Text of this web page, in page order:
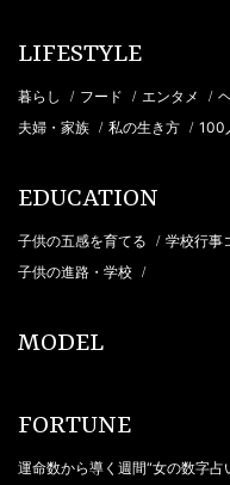
LIFESTYLE
暮らし / フード / エンタメ /
夫婦・家族 / 私の生き方 / 100
EDUCATION
子供の五感を育てる / 学校行事
子供の進路・学校 /
MODEL
FORTUNE
運命数から導く週間“女の数字占